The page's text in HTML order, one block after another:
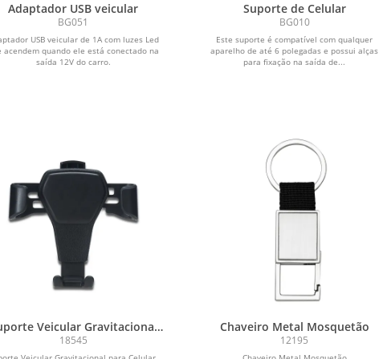
Adaptador USB veicular
BG051
USB veicular de 1A com luzes Led
acendem quando ele está conectado na
saída 12V do carro.
Suporte de Celular
BG010
Este suporte é compatível com qualquer
aparelho de até 6 polegadas e possui alças
para fixação na saída de...
Veicular Gravitacional
para Celular
18545
Chaveiro Metal Mosquetão
12195